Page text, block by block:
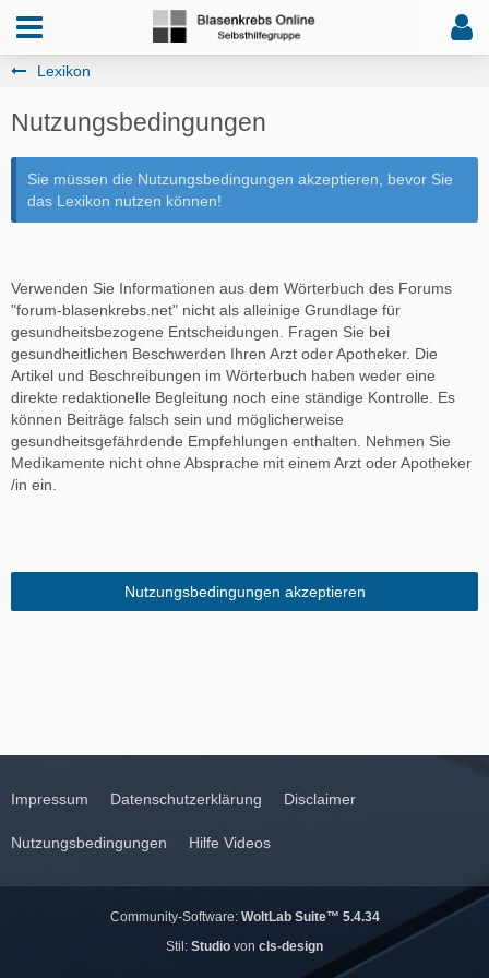
Lexikon
Nutzungsbedingungen
Sie müssen die Nutzungsbedingungen akzeptieren, bevor Sie
das Lexikon nutzen können!
Verwenden Sie Informationen aus dem Wörterbuch des Forums
"forum-blasenkrebs.net" nicht als alleinige Grundlage für
gesundheitsbezogene Entscheidungen. Fragen Sie bei
gesundheitlichen Beschwerden Ihren Arzt oder Apotheker. Die
Artikel und Beschreibungen im Wörterbuch haben weder eine
direkte redaktionelle Begleitung noch eine ständige Kontrolle. Es
können Beiträge falsch sein und möglicherweise
gesundheitsgefährdende Empfehlungen enthalten. Nehmen Sie
Medikamente nicht ohne Absprache mit einem Arzt oder Apotheker
/in ein.
Impressum Datenschutzerklärung Disclaimer
Nutzungsbedingungen Hilfe Videos
Community-Software: WoltLab Suite™ 5.4.34
Stil: Studio von cls-design